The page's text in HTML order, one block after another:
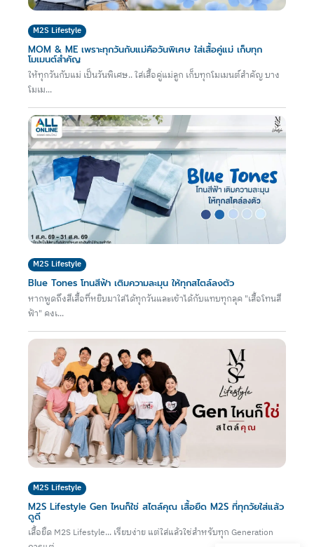
M2S Lifestyle
MOM & ME เพราะทุกวันกับแม่คือวันพิเศษ ใส่เสื้อคู่แม่ เก็บทุก
โมเมนต์สำคัญ
ให้ทุกวันกับแม่ เป็นวันพิเศษ.. ใส่เสื้อคู่แม่ลูก เก็บทุกโมเมนต์สำคัญ บาง
โมเม...
M2S Lifestyle
Blue Tones โทนสีฟ้า เติมความละมุน ให้ทุกสไตล์ลงตัว
หากพูดถึงสีเสื้อที่หยิบมาใส่ได้ทุกวันและเข้าได้กับแทบทุกลุค "เสื้อโทนสี
ฟ้า" คงเ...
M2S Lifestyle
M2S Lifestyle Gen ไหนก็ใช่ สไตล์คุณ เสื้อยืด M2S ที่ทุกวัยใส่แล้ว
ดูดี
เสื้อยืด M2S Lifestyle... เรียบง่าย แต่ใส่แล้วใช่สำหรับทุก Generation